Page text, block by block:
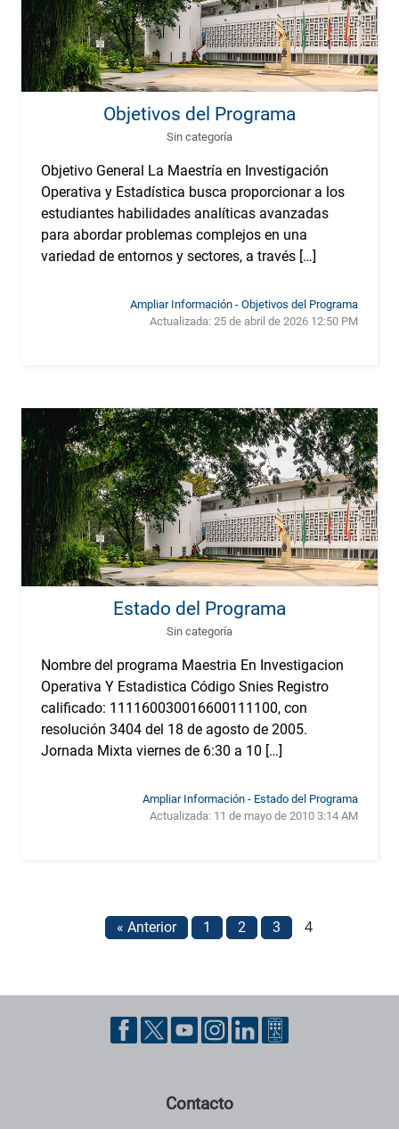
Objetivos del Programa
Sin categoría
Objetivo General La Maestría en Investigación
Operativa y Estadística busca proporcionar a los
estudiantes habilidades analíticas avanzadas
para abordar problemas complejos en una
variedad de entornos y sectores, a través […]
Ampliar Información - Objetivos del Programa
Actualizada: 25 de abril de 2026 12:50 PM
Estado del Programa
Sin categoría
Nombre del programa Maestria En Investigacion
Operativa Y Estadistica Código Snies Registro
calificado: 111160030016600111100, con
resolución 3404 del 18 de agosto de 2005.
Jornada Mixta viernes de 6:30 a 10 […]
Ampliar Información - Estado del Programa
Actualizada: 11 de mayo de 2010 3:14 AM
« Anterior 1 2 3 4
Pie de página con información de contacto, redes sociales y datos
Contacto